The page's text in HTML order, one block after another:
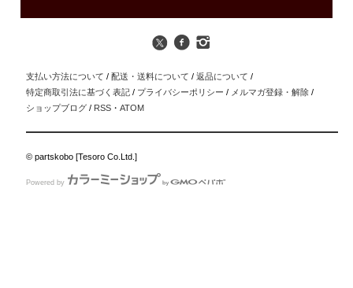
支払い方法について / 配送・送料について / 返品について /
特定商取引法に基づく表記 / プライバシーポリシー / メルマガ登録・解除 /
ショップブログ / RSS ・ATOM
© partskobo [Tesoro Co.Ltd.]
Powered by